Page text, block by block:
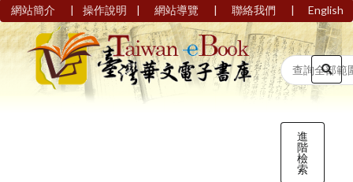
網站簡介 | 操作說明 | 網站導覽 | 聯絡我們 | English
進
階
檢
索